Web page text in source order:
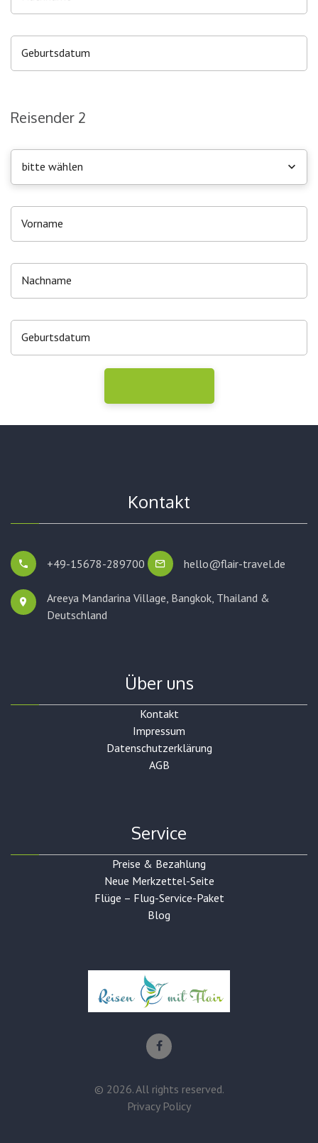
Reisender 2
bitte wählen
Kontakt
+49-15678-289700 hello@flair-travel.de
Areeya Mandarina Village, Bangkok, Thailand &
Deutschland
Über uns
Kontakt
Impressum
Datenschutzerklärung
AGB
Service
Preise & Bezahlung
Neue Merkzettel-Seite
Flüge – Flug-Service-Paket
Blog
© 2026. All rights reserved.
Privacy Policy